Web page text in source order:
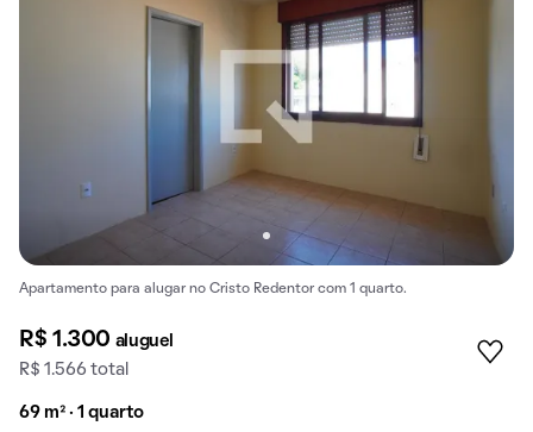
Apartamento para alugar no Cristo Redentor com 1 quarto.
R$ 1.300 aluguel
R$ 1.566 total
69 m² · 1 quarto